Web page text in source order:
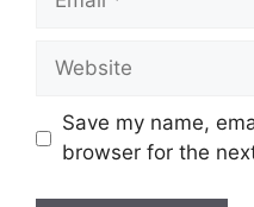
Website
Save my name,
browser for the